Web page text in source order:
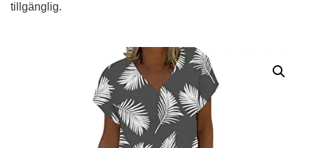
tillgänglig.